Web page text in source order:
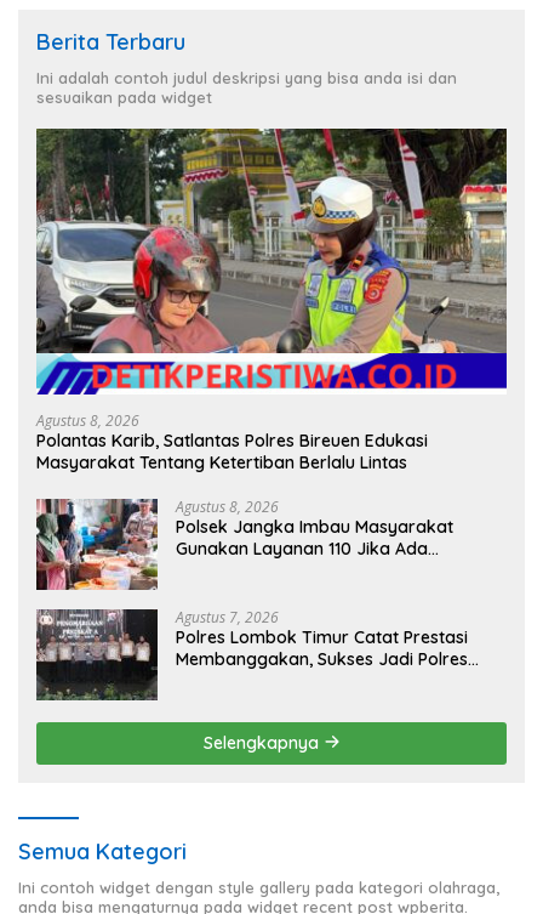
Berita Terbaru
Ini adalah contoh judul deskripsi yang bisa anda isi dan
sesuaikan pada widget
Agustus 8, 2026
Polantas Karib, Satlantas Polres Bireuen Edukasi
Masyarakat Tentang Ketertiban Berlalu Lintas
Agustus 8, 2026
Polsek Jangka Imbau Masyarakat
Gunakan Layanan 110 Jika Ada
Agustus 7, 2026
Polres Lombok Timur Catat Prestasi
Membanggakan, Sukses Jadi Polres
Selengkapnya
Semua Kategori
Ini contoh widget dengan style gallery pada kategori olahraga,
anda bisa mengaturnya pada widget recent post wpberita.